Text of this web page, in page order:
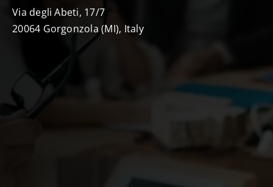
Via degli Abeti, 17/7
20064 Gorgonzola (MI), Italy